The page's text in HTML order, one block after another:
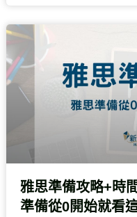
雅思準備攻略+時
準備從0開始就看